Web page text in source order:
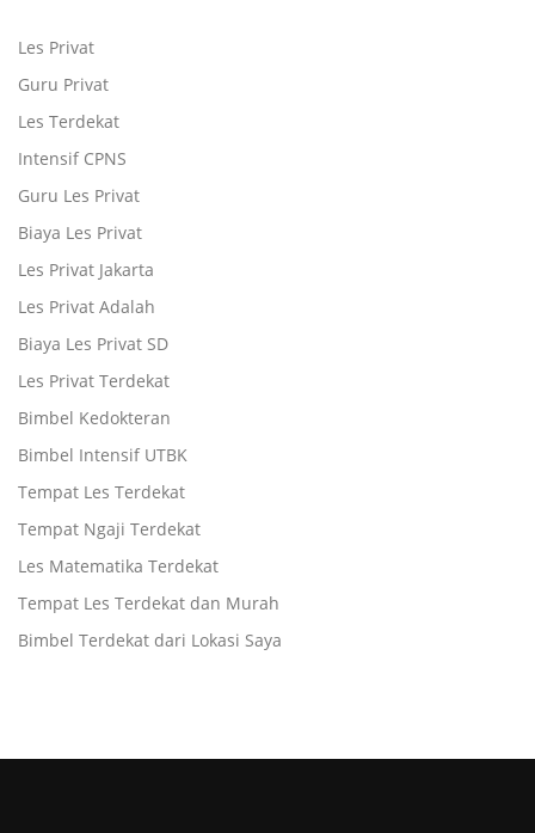
Les Privat
Guru Privat
Les Terdekat
Intensif CPNS
Guru Les Privat
Biaya Les Privat
Les Privat Jakarta
Les Privat Adalah
Biaya Les Privat SD
Les Privat Terdekat
Bimbel Kedokteran
Bimbel Intensif UTBK
Tempat Les Terdekat
Tempat Ngaji Terdekat
Les Matematika Terdekat
Tempat Les Terdekat dan Murah
Bimbel Terdekat dari Lokasi Saya